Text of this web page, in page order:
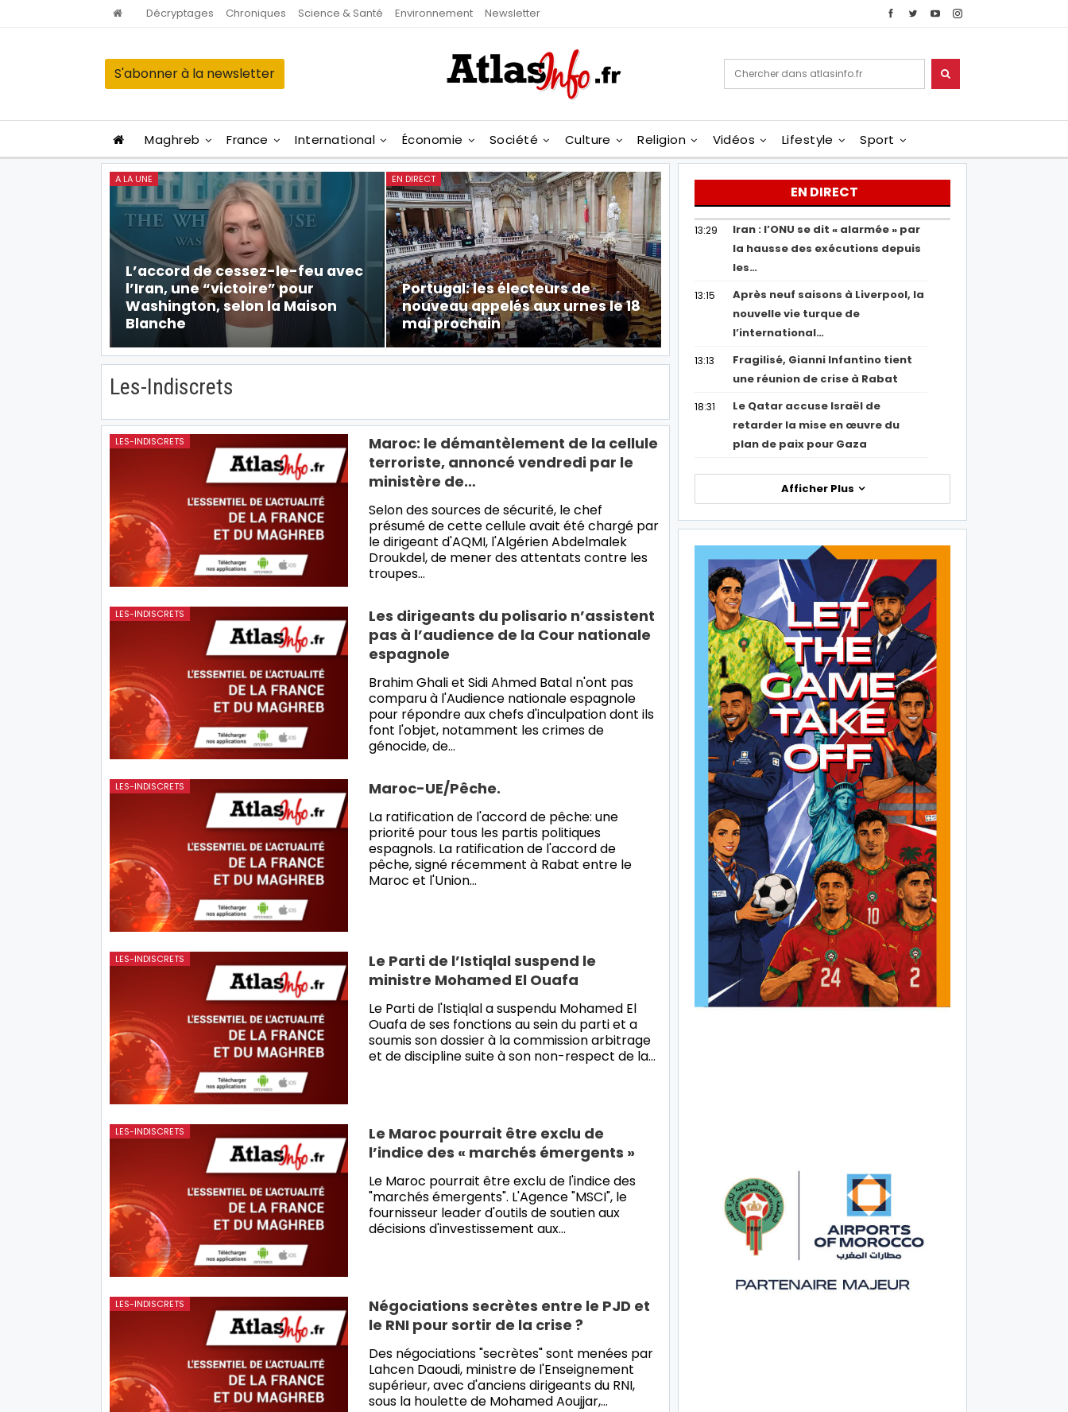
Décryptages Chroniques Science & Santé Environnement Newsletter
S'abonner à la newsletter
Maghreb France International Économie Société Culture Religion Vidéos Lifestyle Sport
A LA UNE
L’accord de cessez-le-feu avec
l’Iran, une “victoire” pour
Washington, selon la Maison
Blanche
EN DIRECT
Portugal: les électeurs de
nouveau appelés aux urnes le 18
mai prochain
Les-Indiscrets
LES-INDISCRETS
Maroc: le démantèlement de la cellule
terroriste, annoncé vendredi par le
ministère de…
Selon des sources de sécurité, le chef
présumé de cette cellule avait été chargé par
le dirigeant d'AQMI, l'Algérien Abdelmalek
Droukdel, de mener des attentats contre les
troupes…
LES-INDISCRETS
Les dirigeants du polisario n’assistent
pas à l’audience de la Cour nationale
espagnole
Brahim Ghali et Sidi Ahmed Batal n'ont pas
comparu à l'Audience nationale espagnole
pour répondre aux chefs d'inculpation dont ils
font l'objet, notamment les crimes de
génocide, de…
LES-INDISCRETS Maroc-UE/Pêche.
La ratification de l'accord de pêche: une
priorité pour tous les partis politiques
espagnols. La ratification de l'accord de
pêche, signé récemment à Rabat entre le
Maroc et l'Union…
LES-INDISCRETS
Le Parti de l’Istiqlal suspend le
ministre Mohamed El Ouafa
Le Parti de l'Istiqlal a suspendu Mohamed El
Ouafa de ses fonctions au sein du parti et a
soumis son dossier à la commission arbitrage
et de discipline suite à son non-respect de la…
LES-INDISCRETS
Le Maroc pourrait être exclu de
l’indice des « marchés émergents »
Le Maroc pourrait être exclu de l'indice des
"marchés émergents". L'Agence "MSCI", le
fournisseur leader d'outils de soutien aux
décisions d'investissement aux…
LES-INDISCRETS
Négociations secrètes entre le PJD et
le RNI pour sortir de la crise ?
Des négociations "secrètes" sont menées par
Lahcen Daoudi, ministre de l'Enseignement
supérieur, avec d'anciens dirigeants du RNI,
sous la houlette de Mohamed Aoujjar,…
EN DIRECT
13:29
Iran : l’ONU se dit « alarmée » par
la hausse des exécutions depuis
les…
13:15
Après neuf saisons à Liverpool, la
nouvelle vie turque de
l’international…
13:13
Fragilisé, Gianni Infantino tient
une réunion de crise à Rabat
18:31
Le Qatar accuse Israël de
retarder la mise en œuvre du
plan de paix pour Gaza
Afficher Plus